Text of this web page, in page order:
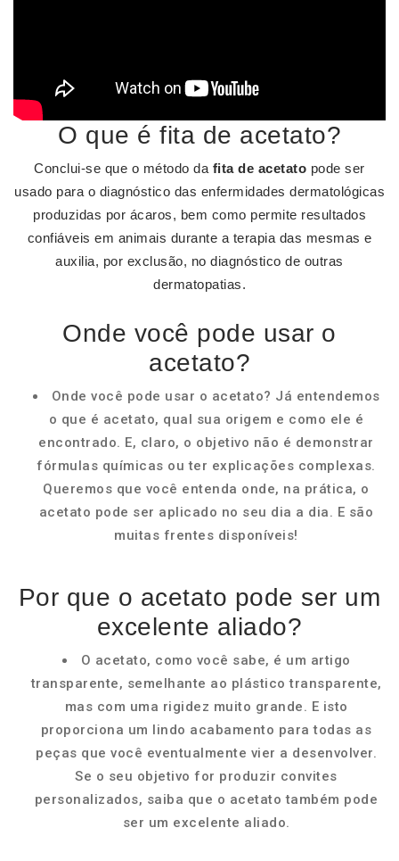
O que é fita de acetato?
Conclui-se que o método da fita de acetato pode ser
usado para o diagnóstico das enfermidades dermatológicas
produzidas por ácaros, bem como permite resultados
confiáveis em animais durante a terapia das mesmas e
auxilia, por exclusão, no diagnóstico de outras
dermatopatias.
Onde você pode usar o
acetato?
Onde você pode usar o acetato? Já entendemos
o que é acetato, qual sua origem e como ele é
encontrado. E, claro, o objetivo não é demonstrar
fórmulas químicas ou ter explicações complexas.
Queremos que você entenda onde, na prática, o
acetato pode ser aplicado no seu dia a dia. E são
muitas frentes disponíveis!
Por que o acetato pode ser um
excelente aliado?
O acetato, como você sabe, é um artigo
transparente, semelhante ao plástico transparente,
mas com uma rigidez muito grande. E isto
proporciona um lindo acabamento para todas as
peças que você eventualmente vier a desenvolver.
Se o seu objetivo for produzir convites
personalizados, saiba que o acetato também pode
ser um excelente aliado.